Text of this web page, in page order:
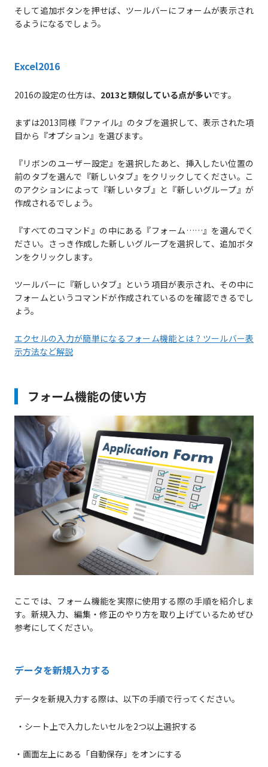
そして追加ボタンを押せば、ツールバーにフォームが表示され
るようになるでしょう。
Excel2016
2016の設定の仕方は、 2013と類似している点が多いです。
まずは2013同様『ファイル』のタブを選択して、表示された項
目から『オプション』を選びます。
『リボンのユーザー設定』を選択したあと、挿入したい位置の
前のタブを選んで『新しいタブ』をクリックしてください。こ
のアクションによって『新しいタブ』と『新しいグループ』が
作成されるでしょう。
『すべてのコマンド』の中にある『フォーム……』を選んでく
ださい。さっき作成した新しいグループを選択して、追加ボタ
ンをクリックします。
ツールバーに『新しいタブ』という項目が表示され、その中に
フォームというコマンドが作成されているのを確認できるでし
ょう。
エクセルの入力が簡単になるフォーム機能とは？ツールバー表
示方法など解説
フォーム機能の使い方
ここでは、フォーム機能を実際に使用する際の手順を紹介しま
す。新規入力、編集・修正のやり方を取り上げているためぜひ
参考にしてください。
データを新規入力する
データを新規入力する際は、以下の手順で行ってください。
・シート上で入力したいセルを2つ以上選択する
・画面左上にある「自動保存」をオンにする